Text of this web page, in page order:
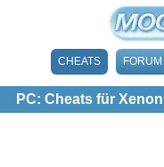
CHEATS FORUM
PC: Cheats für